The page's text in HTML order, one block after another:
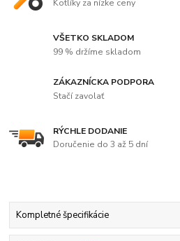
Kotlíky za nízke ceny
VŠETKO SKLADOM
99 % držíme skladom
ZÁKAZNÍCKA PODPORA
Stačí zavolať
RÝCHLE DODANIE
Doručenie do 3 až 5 dní
Kompletné špecifikácie